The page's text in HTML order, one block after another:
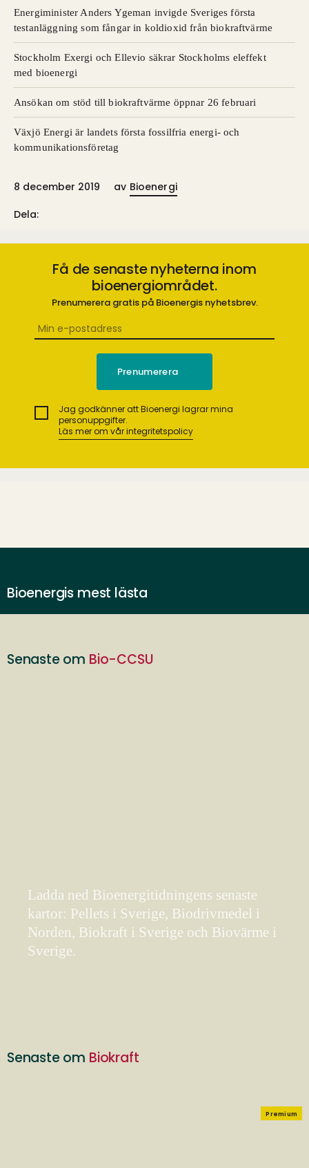
Energiminister Anders Ygeman invigde Sveriges första
testanläggning som fångar in koldioxid från biokraftvärme
Stockholm Exergi och Ellevio säkrar Stockholms eleffekt
med bioenergi
Ansökan om stöd till biokraftvärme öppnar 26 februari
Växjö Energi är landets första fossilfria energi- och
kommunikationsföretag
8 december 2019 av Bioenergi
Dela:
Få de senaste nyheterna inom
bioenergiområdet.
Prenumerera gratis på Bioenergis nyhetsbrev.
Jag godkänner att Bioenergi lagrar mina
personuppgifter.
Läs mer om vår integritetspolicy
Bioenergis mest lästa
Senaste om Bio-CCSU
Ladda ned Bioenergitidningens senaste
kartor: Pellets i Sverige, Biodrivmedel i
Norden, Biokraft i Sverige och Biovärme i
Sverige.
Senaste om Biokraft
Premium